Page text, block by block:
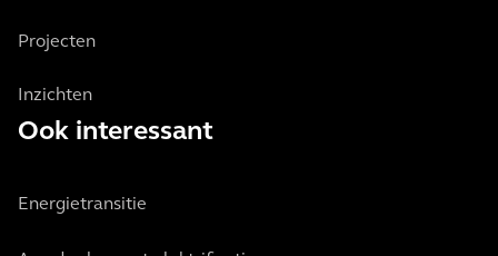
Projecten
Inzichten
Ook interessant
Energietransitie